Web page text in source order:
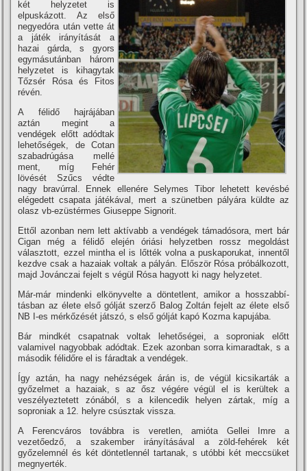
két helyzetet is
elpuskázott. Az első
negyedóra után vette át
a játék irányí­tását a
hazai gárda, s gyors
egymásutánban három
helyzetet is kihagytak
Tőzsér Rósa és Fitos
révén.
A félidő hajrájában
aztán megint a
vendégek előtt adódtak
lehetőségek, de Cotan
szabadrúgása mellé
ment, mí­g Fehér
lövését Szűcs védte
nagy bravúrral. Ennek ellenére Selymes Tibor lehetett kevésbé
elégedett csapata játékával, mert a szünetben pályára küldte az
olasz vb-ezüstérmes Giuseppe Signorit.
Ettől azonban nem lett aktí­vabb a vendégek támadósora, mert bár
Cigan még a félidő elején óriási helyzetben rossz megoldást
választott, ezzel mintha el is lőtték volna a puskaporukat, innentől
kezdve csak a hazaiak voltak a pályán. Először Rósa próbálkozott,
majd Jovánczai fejelt s végül Rósa hagyott ki nagy helyzetet.
Már-már mindenki elkönyvelte a döntetlent, amikor a hosszabbí­
tásban az élete első gólját szerző Balog Zoltán fejelt az élete első
NB I-es mérkőzését játszó, s első gólját kapó Kozma kapujába.
Bár mindkét csapatnak voltak lehetőségei, a soproniak előtt
valamivel nagyobbak adódtak. Ezek azonban sorra kimaradtak, s a
második félidőre el is fáradtak a vendégek.
Így aztán, ha nagy nehézségek árán is, de végül kicsikarták a
győzelmet a hazaiak, s az ősz végére végül el is kerültek a
veszélyeztetett zónából, s a kilencedik helyen zártak, mí­g a
soproniak a 12. helyre csúsztak vissza.
A Ferencváros továbbra is veretlen, amióta Gellei Imre a
vezetőedző, a szakember irányí­tásával a zöld-fehérek két
győzelemnél és két döntetlennél tartanak, s utóbbi két meccsüket
megnyerték.